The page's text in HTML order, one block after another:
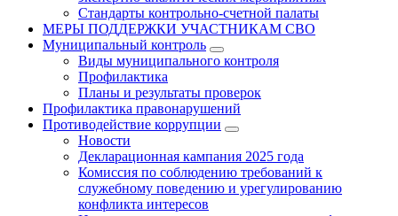
Стандарты контрольно-счетной палаты
МЕРЫ ПОДДЕРЖКИ УЧАСТНИКАМ СВО
Муниципальный контроль
Виды муниципального контроля
Профилактика
Планы и результаты проверок
Профилактика правонарушений
Противодействие коррупции
Новости
Декларационная кампания 2025 года
Комиссия по соблюдению требований к
служебному поведению и урегулированию
конфликта интересов